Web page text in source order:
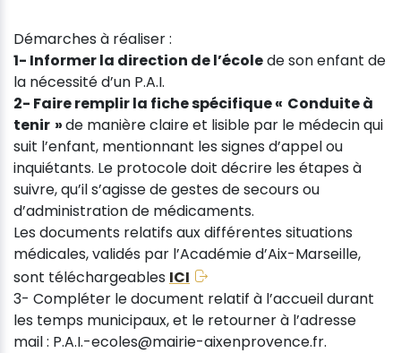
Démarches à réaliser :
1- Informer la direction de l’écolede son enfant de
la nécessité d’un P.A.I.
2- Faire remplir la fiche spécifique « Conduite à
tenir »de manière claire et lisible par le médecin qui
suit l’enfant, mentionnant les signes d’appel ou
inquiétants. Le protocole doit décrire les étapes à
suivre, qu’il s’agisse de gestes de secours ou
d’administration de médicaments.
Les documents relatifs aux différentes situations
médicales, validés par l’Académie d’Aix-Marseille,
sont téléchargeables ICI
3- Compléter le document relatif à l’accueil durant
les temps municipaux, et le retourner à l’adresse
mail : P.A.I.-ecoles@mairie-aixenprovence.fr.